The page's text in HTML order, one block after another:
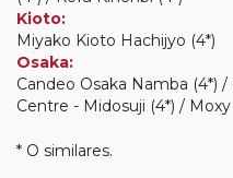
Kioto:
Miyako Kioto Hachijyo (4*)
Osaka:
Candeo Osaka Namba (4*)
Centre - Midosuji (4*) /
* O similares.